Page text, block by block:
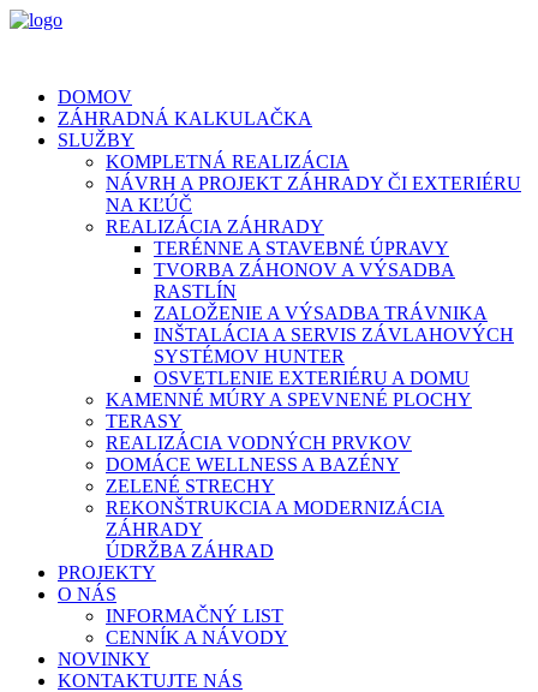
DOMOV
ZÁHRADNÁ KALKULAČKA
SLUŽBY
KOMPLETNÁ REALIZÁCIA
NÁVRH A PROJEKT ZÁHRADY ČI EXTERIÉRU
NA KĽÚČ
REALIZÁCIA ZÁHRADY
TERÉNNE A STAVEBNÉ ÚPRAVY
TVORBA ZÁHONOV A VÝSADBA
RASTLÍN
ZALOŽENIE A VÝSADBA TRÁVNIKA
INŠTALÁCIA A SERVIS ZÁVLAHOVÝCH
SYSTÉMOV HUNTER
OSVETLENIE EXTERIÉRU A DOMU
KAMENNÉ MÚRY A SPEVNENÉ PLOCHY
TERASY
REALIZÁCIA VODNÝCH PRVKOV
DOMÁCE WELLNESS A BAZÉNY
ZELENÉ STRECHY
REKONŠTRUKCIA A MODERNIZÁCIA
ZÁHRADY
ÚDRŽBA ZÁHRAD
PROJEKTY
O NÁS
INFORMAČNÝ LIST
CENNÍK A NÁVODY
NOVINKY
KONTAKTUJTE NÁS